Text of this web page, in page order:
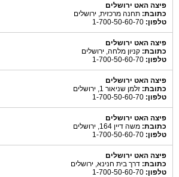
פיצה האט ירושלים
כתובת: תחנה מרכזית, ירושלים
טלפון:
פיצה האט ירושלים
כתובת: קניון מלחה, ירושלים
טלפון:
פיצה האט ירושלים
כתובת: זלמן שניאור 1, ירושלים
טלפון:
פיצה האט ירושלים
כתובת: משה דיין 164, ירושלים
טלפון:
פיצה האט ירושלים
כתובת: דרך בית חנינא, ירושלים
טלפון: